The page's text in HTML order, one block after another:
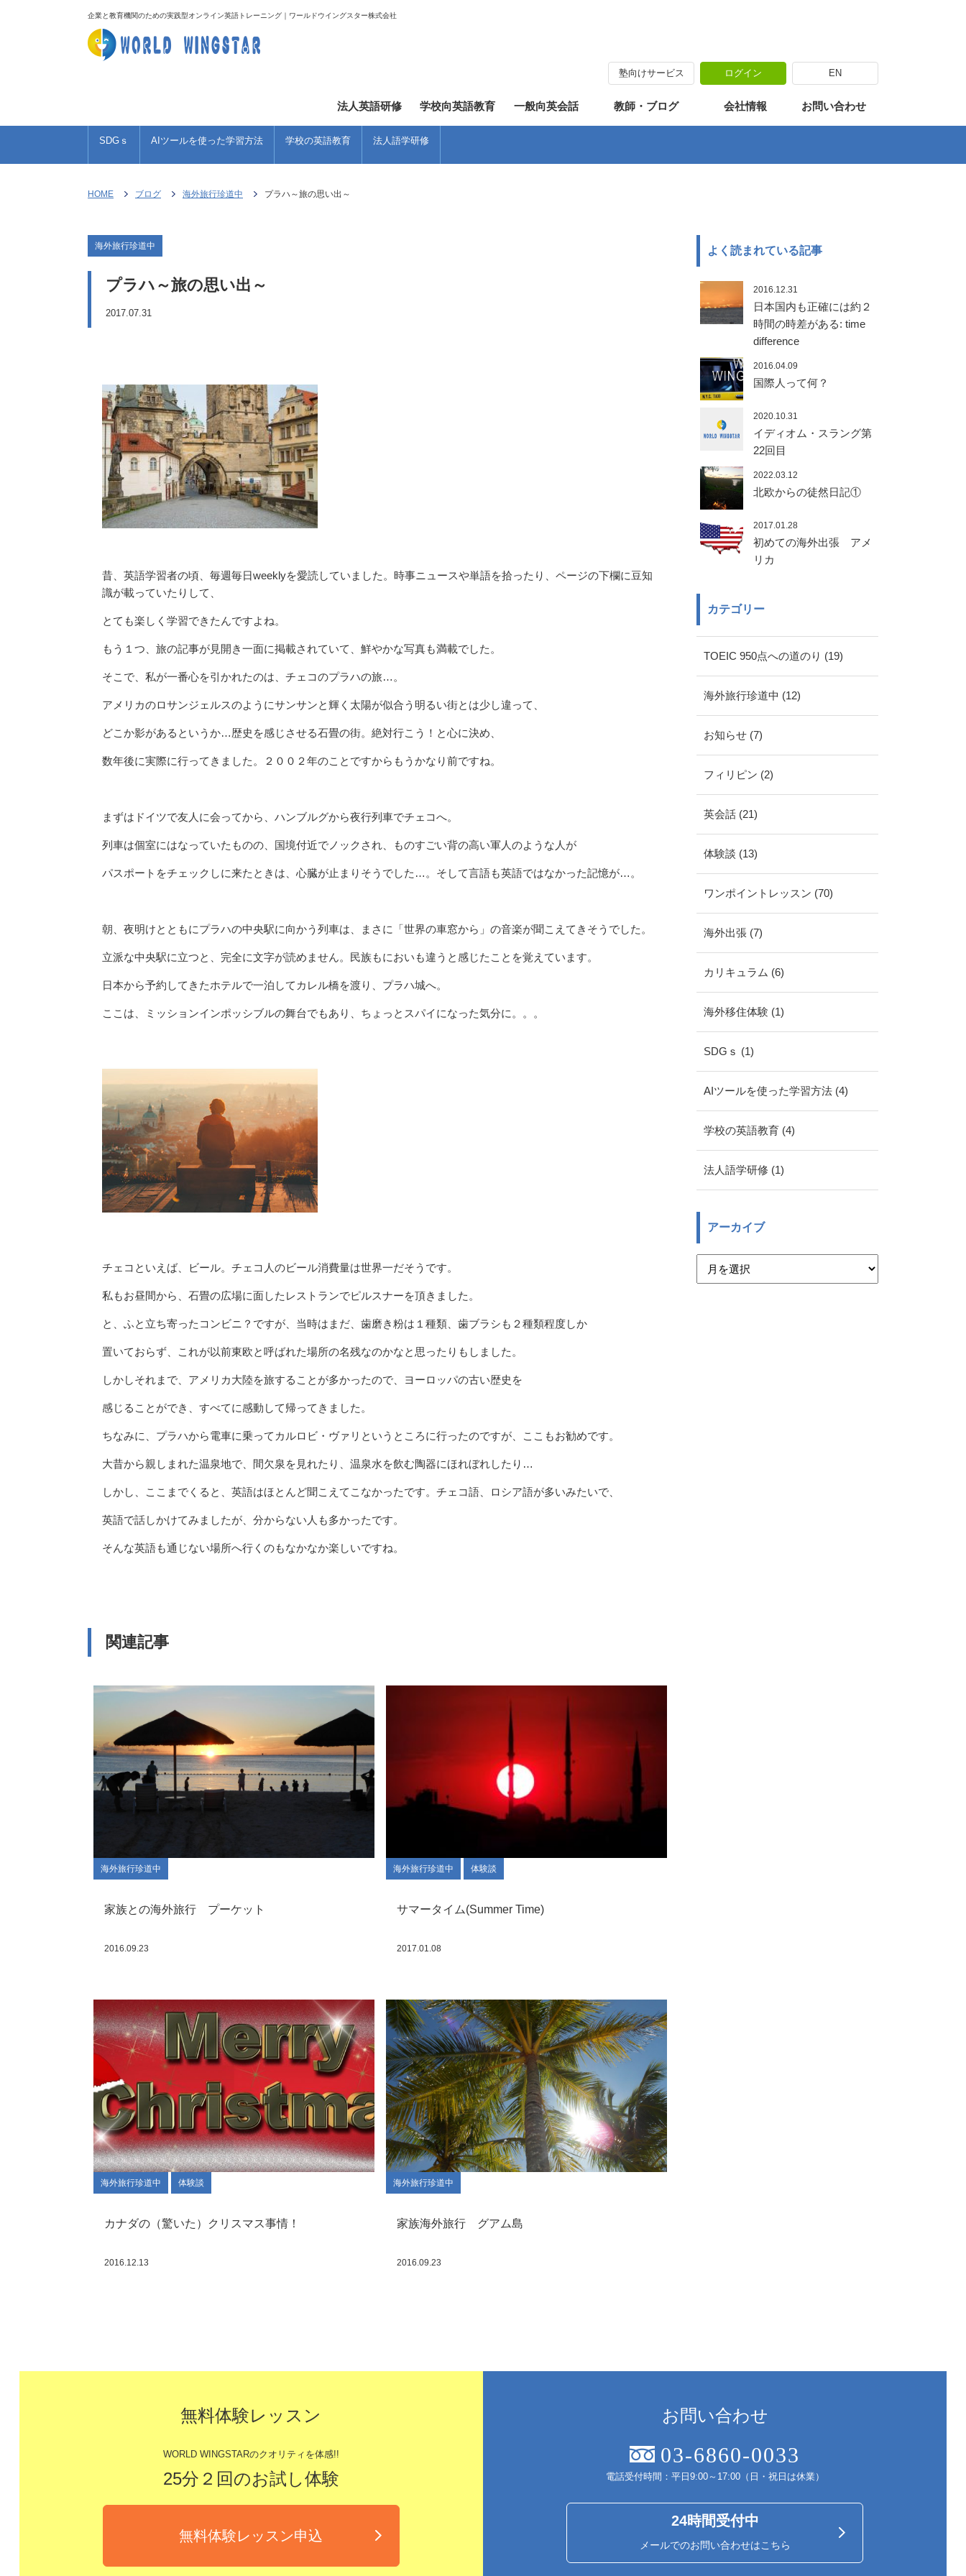
企業と教育機関のための実践型オンライン英語トレーニング｜ワールドウイングスター株式会社
塾向けサービス ログイン EN
法人英語研修 学校向英語教育 一般向英会話 教師・ブログ 会社情報 お問い合わせ
SDGｓ AIツールを使った学習方法 学校の英語教育 法人語学研修
HOME ブログ 海外旅行珍道中 プラハ～旅の思い出～
海外旅行珍道中
プラハ～旅の思い出～
2017.07.31
昔、英語学習者の頃、毎週毎日weeklyを愛読していました。時事ニュースや単語を拾ったり、ページの下欄に豆知
識が載っていたりして、
とても楽しく学習できたんですよね。
もう１つ、旅の記事が見開き一面に掲載されていて、鮮やかな写真も満載でした。
そこで、私が一番心を引かれたのは、チェコのプラハの旅…。
アメリカのロサンジェルスのようにサンサンと輝く太陽が似合う明るい街とは少し違って、
どこか影があるというか…歴史を感じさせる石畳の街。絶対行こう！と心に決め、
数年後に実際に行ってきました。２００２年のことですからもうかなり前ですね。
まずはドイツで友人に会ってから、ハンブルグから夜行列車でチェコへ。
列車は個室にはなっていたものの、国境付近でノックされ、ものすごい背の高い軍人のような人が
パスポートをチェックしに来たときは、心臓が止まりそうでした…。そして言語も英語ではなかった記憶が…。
朝、夜明けとともにプラハの中央駅に向かう列車は、まさに「世界の車窓から」の音楽が聞こえてきそうでした。
立派な中央駅に立つと、完全に文字が読めません。民族もにおいも違うと感じたことを覚えています。
日本から予約してきたホテルで一泊してカレル橋を渡り、プラハ城へ。
ここは、ミッションインポッシブルの舞台でもあり、ちょっとスパイになった気分に。。。
チェコといえば、ビール。チェコ人のビール消費量は世界一だそうです。
私もお昼間から、石畳の広場に面したレストランでピルスナーを頂きました。
と、ふと立ち寄ったコンビニ？ですが、当時はまだ、歯磨き粉は１種類、歯ブラシも２種類程度しか
置いておらず、これが以前東欧と呼ばれた場所の名残なのかなと思ったりもしました。
しかしそれまで、アメリカ大陸を旅することが多かったので、ヨーロッパの古い歴史を
感じることができ、すべてに感動して帰ってきました。
ちなみに、プラハから電車に乗ってカルロビ・ヴァリというところに行ったのですが、ここもお勧めです。
大昔から親しまれた温泉地で、間欠泉を見れたり、温泉水を飲む陶器にほれぼれしたり…
しかし、ここまでくると、英語はほとんど聞こえてこなかったです。チェコ語、ロシア語が多いみたいで、
英語で話しかけてみましたが、分からない人も多かったです。
そんな英語も通じない場所へ行くのもなかなか楽しいですね。
関連記事
海外旅行珍道中
家族との海外旅行 プーケット
2016.09.23
海外旅行珍道中 体験談
サマータイム(Summer Time)
2017.01.08
海外旅行珍道中 体験談
カナダの（驚いた）クリスマス事情！
2016.12.13
海外旅行珍道中
家族海外旅行 グアム島
2016.09.23
よく読まれている記事
2016.12.31
日本国内も正確には約２
時間の時差がある: time
difference
2016.04.09
国際人って何？
2020.10.31
イディオム・スラング第
22回目
2022.03.12
北欧からの徒然日記①
2017.01.28
初めての海外出張 アメ
リカ
カテゴリー
TOEIC 950点への道のり (19)
海外旅行珍道中 (12)
お知らせ (7)
フィリピン (2)
英会話 (21)
体験談 (13)
ワンポイントレッスン (70)
海外出張 (7)
カリキュラム (6)
海外移住体験 (1)
SDGｓ (1)
AIツールを使った学習方法 (4)
学校の英語教育 (4)
法人語学研修 (1)
アーカイブ
無料体験レッスン
WORLD WINGSTARのクオリティを体感!!
25分２回のお試し体験
無料体験レッスン申込
お問い合わせ
03-6860-0033
電話受付時間：平日9:00～17:00（日・祝日は休業）
24時間受付中
メールでのお問い合わせはこちら